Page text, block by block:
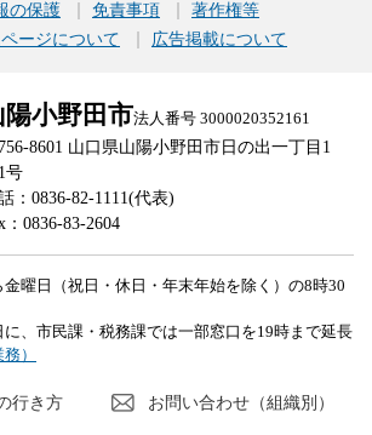
の保護 免責事項
著作権等
ージについて
広告掲載について
陽小野田市法人番号 3000020352161
8601 山口県山陽小野田市日の出一丁目1
号
：0836-82-1111(代表)
：0836-83-2604
曜日（祝日・休日・年末年始を除く）の8時30
、市民課・税務課では一部窓口を19時まで延長
）
行き方 お問い合わせ（組織別）